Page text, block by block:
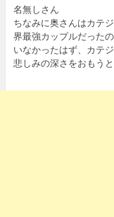
名無しさん
ちなみに奥さんはカテ
界最強カップルだった
いなかったはず、カテ
悲しみの深さをおもう